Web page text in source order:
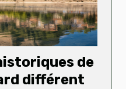
de
différent